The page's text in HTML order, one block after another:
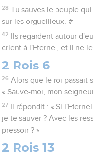
28 Tu sauves le peuple
sur les orgueilleux. #
42
Ils regardent autour
crient à l'Eternel, et il ne
2 Rois 6
26 Alors que le roi passait
« Sauve-moi, mon
27
Il répondit : « Si
je te sauver ? Avec les
pressoir ? »
2 Rois 13